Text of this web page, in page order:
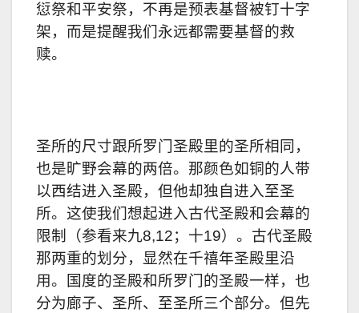
愆祭和平安祭，不再是预表基督被钉十字
架，而是提醒我们永远都需要基督的救
赎。
圣所的尺寸跟所罗门圣殿里的圣所相同，
也是旷野会幕的两倍。那颜色如铜的人带
以西结进入圣殿，但他却独自进入至圣
所。这使我们想起进入古代圣殿和会幕的
限制（参看来九8,12；十19）。古代圣殿
那两重的划分，显然在千禧年圣殿里沿
用。国度的圣殿和所罗门的圣殿一样，也
分为廊子、圣所、至圣所三个部分。但先